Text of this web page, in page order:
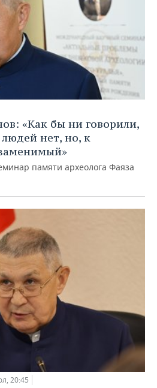
«Как бы ни говорили,
нет, но, к
памяти археолога Фаяза
20:45